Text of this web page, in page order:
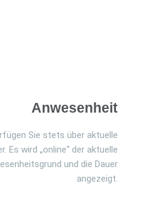
Anwesenheit
Sie stets über aktuelle
wird „online“ der aktuelle
und die Dauer
angezeigt.